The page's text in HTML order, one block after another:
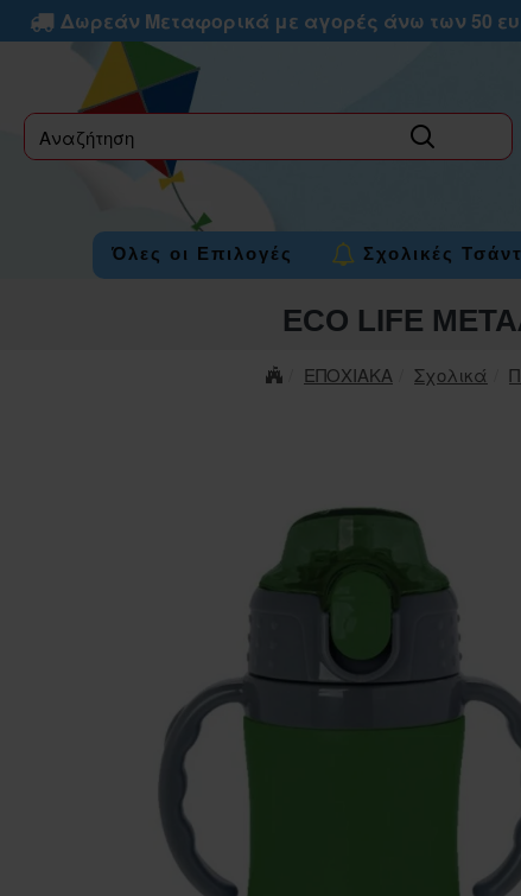
Δωρεάν Μεταφορικά με αγορές άνω των 50
label
Όλες οι Επιλογές Σχολικές
ΕΠΟΧΙΑΚΑ Σχολικά
ECO LIFE